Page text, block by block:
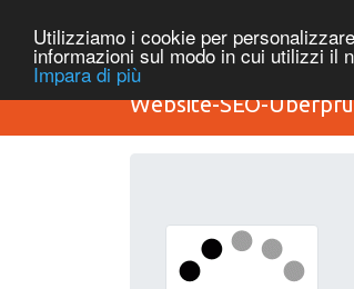
Utilizziamo i cookie per
informazioni sul modo in cui utilizzi il
Impara di più
Website-SEO-